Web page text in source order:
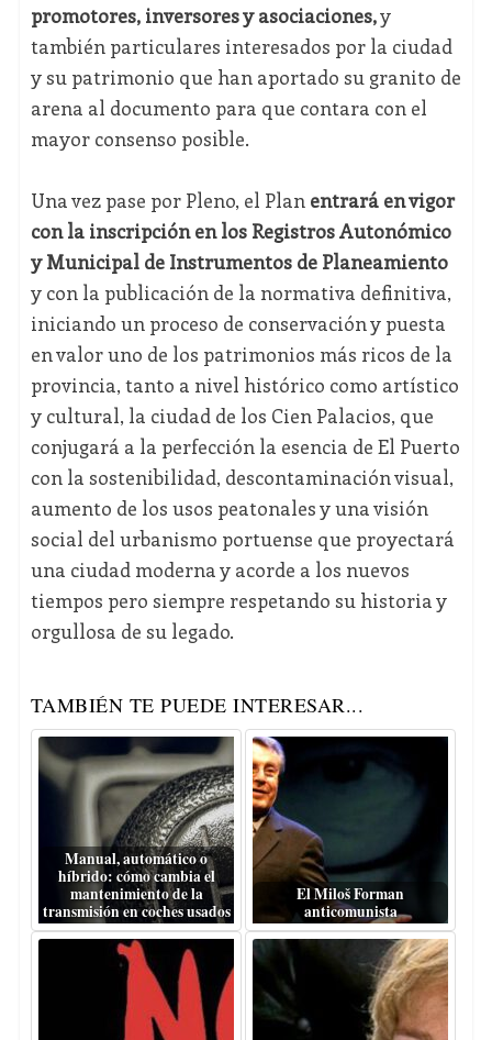
promotores, inversores y asociaciones,y
también particulares interesados por la ciudad
y su patrimonio que han aportado su granito de
arena al documento para que contara con el
mayor consenso posible.
Una vez pase por Pleno, el Plan entrará en vigor
con la inscripción en los Registros Autonómico
y Municipal de Instrumentos de Planeamiento
y con la publicación de la normativa definitiva,
iniciando un proceso de conservación y puesta
en valor uno de los patrimonios más ricos de la
provincia, tanto a nivel histórico como artístico
y cultural, la ciudad de los Cien Palacios, que
conjugará a la perfección la esencia de El Puerto
con la sostenibilidad, descontaminación visual,
aumento de los usos peatonales y una visión
social del urbanismo portuense que proyectará
una ciudad moderna y acorde a los nuevos
tiempos pero siempre respetando su historia y
orgullosa de su legado.
TAMBIÉN TE PUEDE INTERESAR...
Manual, automático o
híbrido: cómo cambia el
mantenimiento de la
transmisión en coches usados
El Miloš Forman
anticomunista